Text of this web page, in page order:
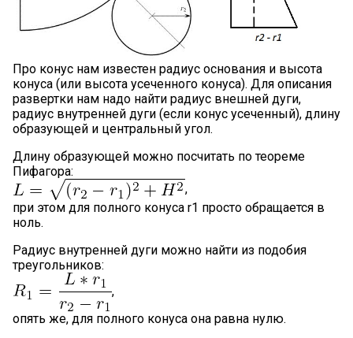
Про конус нам известен радиус основания и высота
конуса (или высота усеченного конуса). Для описания
развертки нам надо найти радиус внешней дуги,
радиус внутренней дуги (если конус усеченный), длину
образующей и центральный угол.
Длину образующей можно посчитать по теореме
Пифагора:
,
при этом для полного конуса r1 просто обращается в
ноль.
Радиус внутренней дуги можно найти из подобия
треугольников:
,
опять же, для полного конуса она равна нулю.